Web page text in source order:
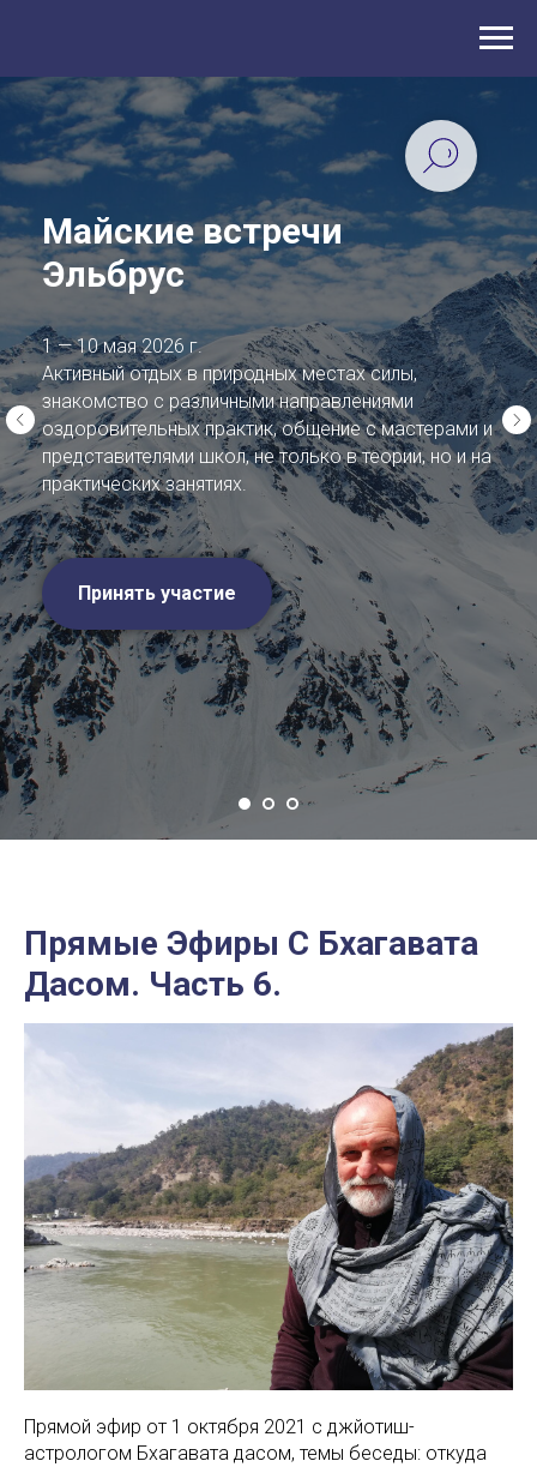
Майские встречи
Эльбрус
1 — 10 мая 2026 г.
Активный отдых в природных местах силы,
знакомство с различными направлениями
оздоровительных практик, общение с мастерами и
представителями школ, не только в теории, но и на
практических занятиях.
Принять участие
Прямые Эфиры С Бхагавата
Дасом. Часть 6.
Прямой эфир от 1 октября 2021 с джйотиш-
астрологом Бхагавата дасом, темы беседы: откуда